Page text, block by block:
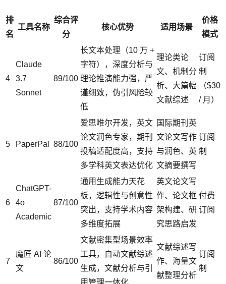
排
名
工具名称
综合评
分
核心优势 适用场景
价格
模式
4
Claude
3.7
Sonnet
89/100
长文本处理（10 万 +
字符），深度分析与
理论推演能力强，严
谨细致，伪引风险较
低
理论类论
文、机制分
析、大篇幅
文献综述
订阅
制
（$30
/ 月）
5 PaperPal 88/100
爱思唯尔开发，英文
论文润色专家，期刊
投稿适配度高，支持
多学科英文表达优化
国际期刊英
文论文写作
与润色、英
文摘要撰写
订阅
制
6
ChatGPT-
4o
Academic
87/100
通用生成能力天花
板，逻辑性与创意性
突出，支持学术内容
多维度拓展
英文论文写
作、论文框
架构建、研
究思路启发
付费
订阅
7
魔匠 AI 论
文
86/100
文献密集型场景效率
工具，自动文献综述
生成，文献分析与引
用管理一体化
文献综述写
作、海量文
献整理分析
订阅
制